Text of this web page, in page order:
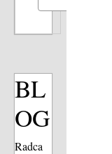
BL
OG
Radca